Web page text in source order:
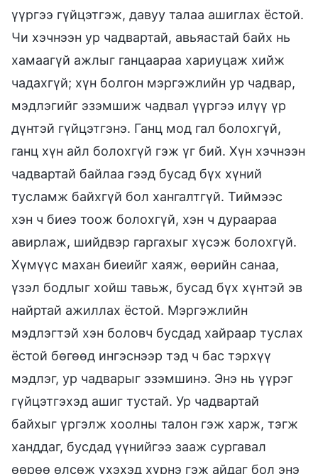
үүргээ гүйцэтгэж, давуу талаа ашиглах ёстой.
Чи хэчнээн ур чадвартай, авьяастай байх нь
хамаагүй ажлыг ганцаараа хариуцаж хийж
чадахгүй; хүн болгон мэргэжлийн ур чадвар,
мэдлэгийг эзэмшиж чадвал үүргээ илүү үр
дүнтэй гүйцэтгэнэ. Ганц мод гал болохгүй,
ганц хүн айл болохгүй гэж үг бий. Хүн хэчнээн
чадвартай байлаа гээд бусад бүх хүний
тусламж байхгүй бол хангалтгүй. Тиймээс
хэн ч биеэ тоож болохгүй, хэн ч дураараа
авирлаж, шийдвэр гаргахыг хүсэж болохгүй.
Хүмүүс махан биеийг хаяж, өөрийн санаа,
үзэл бодлыг хойш тавьж, бусад бүх хүнтэй эв
найртай ажиллах ёстой. Мэргэжлийн
мэдлэгтэй хэн боловч бусдад хайраар туслах
ёстой бөгөөд ингэснээр тэд ч бас тэрхүү
мэдлэг, ур чадварыг эзэмшинэ. Энэ нь үүрэг
гүйцэтгэхэд ашиг тустай. Ур чадвартай
байхыг үргэлж хоолны талон гэж харж, тэгж
ханддаг, бусдад үүнийгээ зааж сургавал
өөрөө өлсөж үхэхэд хүрнэ гэж айдаг бол энэ